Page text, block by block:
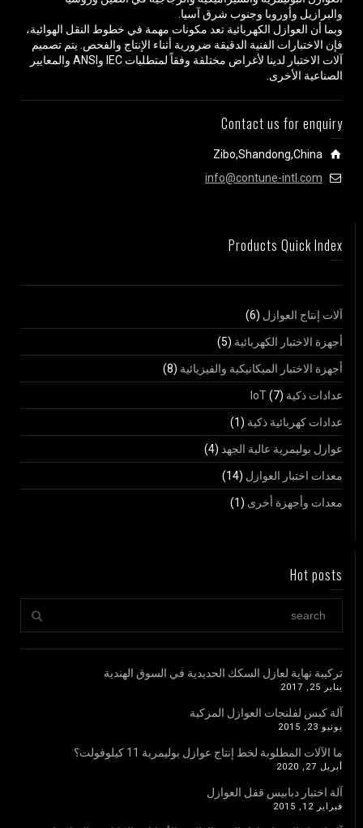
والبرازيل وأوروبا وجنوب شرق آسيا.
وبما أن العوازل الكهربائية تعد مكونات مهمة في خطوط النقل الهوائية،
فإن الاختبارات الفنية الدقيقة ضرورية أثناء الإنتاج والفحص. يتم تصميم
آلات الاختبار لدينا لأغراض مختلفة وفقاً لمتطلبات IEC وANSI والمعايير
الصناعية الأخرى.
Contact us for enquiry
Zibo,Shandong,China
info@contune-intl.com
Products Quick Index
آلات إنتاج العوازل (6)
أجهزة الاختبار الكهربائية (5)
أجهزة الاختبار الميكانيكية والفيزيائية (8)
عدادات ذكية IoT (7)
عدادات كهربائية ذكية (1)
عوازل بوليمرية عالية الجهد (4)
معدات اختبار العوازل (14)
معدات وأجهزة أخرى (1)
Hot posts
تركيبة نهاية لعازل السكك الحديدية في السوق الهندية
يناير 25, 2017
آلة كبس لفلنجات العوازل المركبة
يونيو 23, 2015
ما الآلات المطلوبة لخط إنتاج عوازل بوليمرية 11 كيلوفولت؟
أبريل 27, 2020
آلة اختبار دبابيس قفل العوازل
فبراير 12, 2015